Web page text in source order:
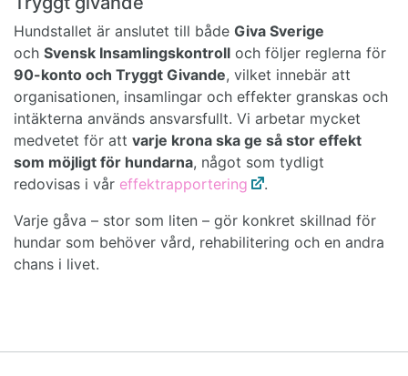
Hundstallet är anslutet till både Giva Sverige
och Svensk Insamlingskontroll och följer reglerna för
90-konto och Tryggt Givande, vilket innebär att
organisationen, insamlingar och effekter granskas och
intäkterna används ansvarsfullt. Vi arbetar mycket
medvetet för att varje krona ska ge så stor effekt
som möjligt för hundarna, något som tydligt
redovisas i vår effektrapportering
.
Varje gåva – stor som liten – gör konkret skillnad för
hundar som behöver vård, rehabilitering och en andra
chans i livet.